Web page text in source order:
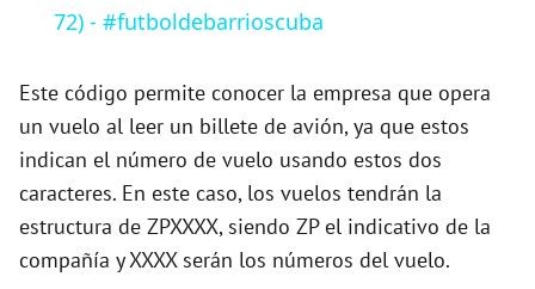
a
y
V
i
72) - #futboldebarrioscuba
Este código permite conocer la empresa que opera
un vuelo al leer un billete de avión, ya que estos
indican el número de vuelo usando estos dos
caracteres. En este caso, los vuelos tendrán la
estructura de ZPXXXX, siendo ZP el indicativo de la
compañía y XXXX serán los números del vuelo.